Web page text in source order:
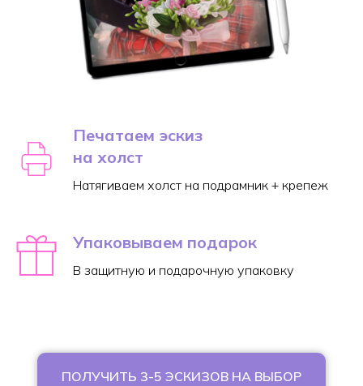
Печатаем эскиз
на холст
Натягиваем холст на подрамник + крепеж
Упаковываем подарок
В защитную и подарочную упаковку
ПОЛУЧИТЬ 3-5 ЭСКИЗОВ НА ВЫБОР